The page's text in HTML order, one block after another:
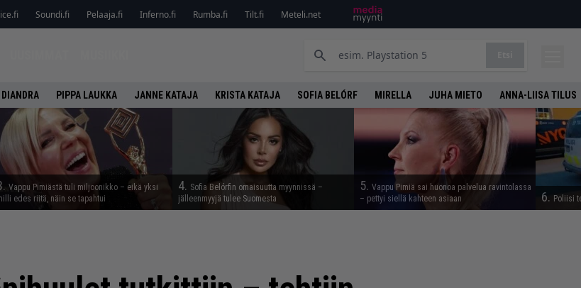
Soundi.fi Pelaaja.fi Inferno.fi Rumba.fi Tilt.fi Meteli.net
DIANDRA PIPPA LAUKKA JANNE KATAJA KRISTA KATAJA SOFIA BELÓRF MIRELLA JUHA MIETO ANNA-LIISA TILUS
Vappu Pimiästä tuli miljoonikko – eikä yksi
edes riitä, näin se tapahtui
4. Sofia Belórfin omaisuutta myynnissä –
jälleenmyyjä tulee Suomesta
5. Vappu Pimiä sai huonoa palvelua ravintolassa
– pettyi siellä kahteen asiaan
6. Poliisi